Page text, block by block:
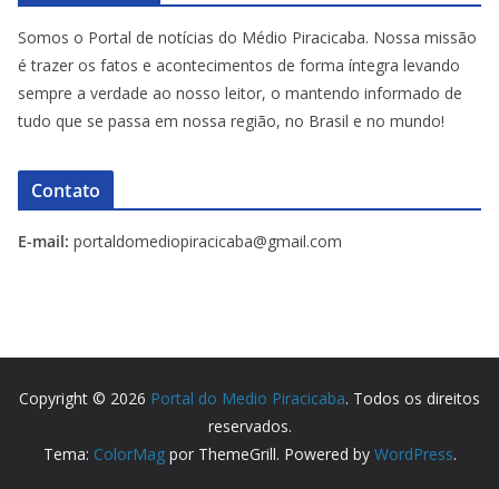
Somos o Portal de notícias do Médio Piracicaba. Nossa missão
é trazer os fatos e acontecimentos de forma íntegra levando
sempre a verdade ao nosso leitor, o mantendo informado de
tudo que se passa em nossa região, no Brasil e no mundo!
Contato
E-mail: portaldomediopiracicaba@gmail.com
Copyright © 2026 Portal do Medio Piracicaba. Todos os direitos
reservados.
Tema: ColorMagpor ThemeGrill. Powered by WordPress.